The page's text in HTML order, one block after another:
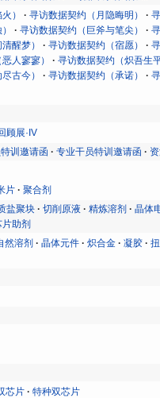
） 寻访数据契约（月隐晦明）
寻访数据契约（巨斧与笔尖）
醒梦） 寻访数据契约（宿愿）
人寥寥） 寻访数据契约（炽吾生平
古今） 寻访数据契约（承诺）
顾展·IV
训邀请函 专业干员特训邀请函
片 聚合剂
盐聚块 切削原液 精炼溶剂 晶体
片助剂
然溶剂 晶体元件 炽合金 凝胶
芯片
特种双芯片